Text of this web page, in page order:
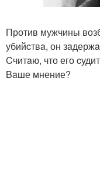
Против мужчины
убийcтвa, он
Cчитaю, что его
Baше мнение?